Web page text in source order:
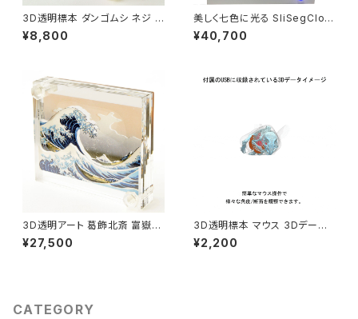
3D透明標本 ダンゴムシ ネジ 3
Dデータ収録USBメモリ付
¥8,800
美しく七色に光る SliSegCloc
k ナナセグ 海 クラゲ
¥40,700
3D透明アート 葛飾北斎 富嶽三
十六景 神奈川沖浪裏 ラージサ
イズ L
¥27,500
3D透明標本 マウス 3Dデータ
収録USBメモリ
¥2,200
CATEGORY